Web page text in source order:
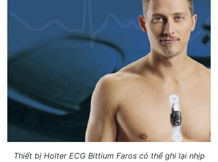
Thiết bị Holter ECG Bittium Faros có thể ghi lại nhịp